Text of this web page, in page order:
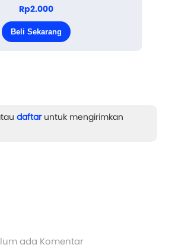
tangga biasa-biasa saja,
Da Eun pun tertidur sampai
Rp2.000
Beli Sekarang
daftaruntuk mengirimkan
ada Komentar